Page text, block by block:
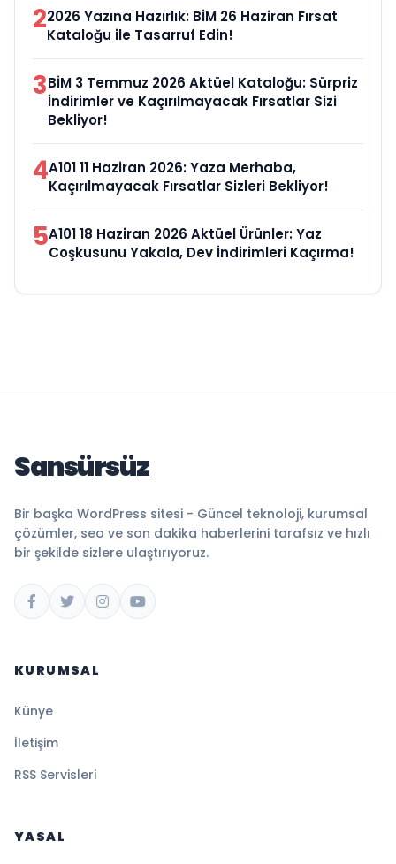
22026 Yazına Hazırlık: BİM 26 Haziran Fırsat
Kataloğu ile Tasarruf Edin!
3BİM 3 Temmuz 2026 Aktüel Kataloğu: Sürpriz
İndirimler ve Kaçırılmayacak Fırsatlar Sizi
Bekliyor!
4A101 11 Haziran 2026: Yaza Merhaba,
Kaçırılmayacak Fırsatlar Sizleri Bekliyor!
5A101 18 Haziran 2026 Aktüel Ürünler: Yaz
Coşkusunu Yakala, Dev İndirimleri Kaçırma!
Sansürsüz
Bir başka WordPress sitesi - Güncel teknoloji, kurumsal
çözümler, seo ve son dakika haberlerini tarafsız ve hızlı
bir şekilde sizlere ulaştırıyoruz.
KURUMSAL
Künye
İletişim
RSS Servisleri
YASAL